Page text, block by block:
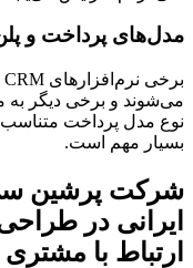
مدل‌های پرداخت و
می‌شوند و برخی دیگر به
نوع مدل پرداخت
بسیار مهم است.
شرکت پرشین
ایرانی در
ارتباط با مشتری